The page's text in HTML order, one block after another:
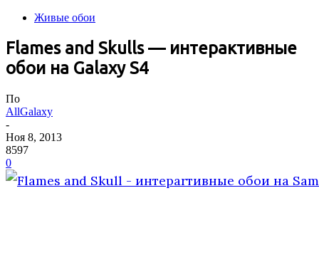
Живые обои
Flames and Skulls — интерактивные
обои на Galaxy S4
По
AllGalaxy
-
Ноя 8, 2013
8597
0